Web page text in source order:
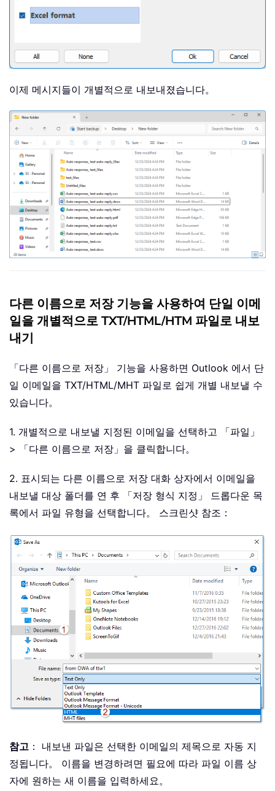
이제 메시지들이 개별적으로 내보내졌습니다。
다른 이름으로 저장 기능을 사용하여 단일 이메
일을 개별적으로 TXT/HTML/HTM 파일로 내보
내기
「다른 이름으로 저장」 기능을 사용하면 Outlook 에서 단
일 이메일을 TXT/HTML/MHT 파일로 쉽게 개별 내보낼 수
있습니다。
1. 개별적으로 내보낼 지정된 이메일을 선택하고 「파일」
> 「다른 이름으로 저장」을 클릭합니다。
2. 표시되는 다른 이름으로 저장 대화 상자에서 이메일을
내보낼 대상 폴더를 연 후 「저장 형식 지정」 드롭다운 목
록에서 파일 유형을 선택합니다。 스크린샷 참조：
참고 ： 내보낸 파일은 선택한 이메일의 제목으로 자동 지
정됩니다。 이름을 변경하려면 필요에 따라 파일 이름 상
자에 원하는 새 이름을 입력하세요。